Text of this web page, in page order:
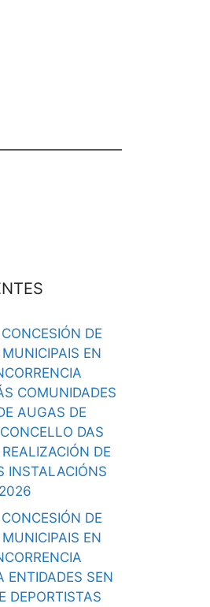
DE
EN
COMUNIDADES
AUGAS DE
DAS
DE
INSTALACIÓNS
DE
EN
ENTIDADES SEN
DEPORTISTAS